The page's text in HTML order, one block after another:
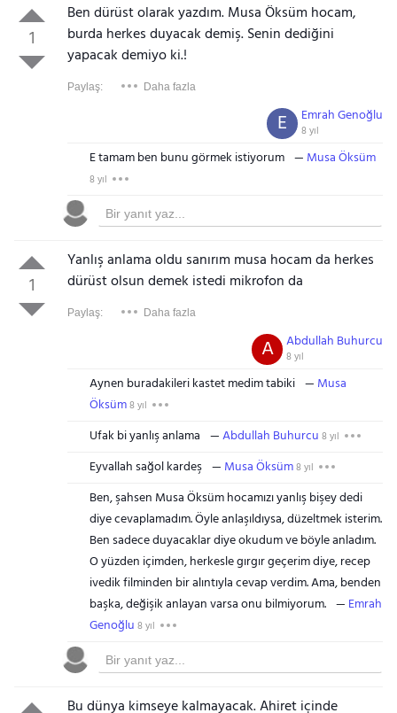
1
Ben dürüst olarak yazdım. Musa Öksüm hocam,
burda herkes duyacak demiş. Senin dediğini
yapacak demiyo ki.!
Paylaş: Daha fazla
Emrah Genoğlu
8 yıl
E
E tamam ben bunu görmek istiyorum Musa Öksüm
8 yıl
1
Yanlış anlama oldu sanırım musa hocam da herkes
dürüst olsun demek istedi mikrofon da
Paylaş: Daha fazla
Abdullah Buhurcu
8 yıl
A
Aynen buradakileri kastet medim tabiki
Musa
Öksüm8 yıl
Ufak bi yanlış anlama Abdullah Buhurcu 8 yıl
Eyvallah sağol kardeş Musa Öksüm8 yıl
Ben, şahsen Musa Öksüm hocamızı yanlış bişey dedi
diye cevaplamadım. Öyle anlaşıldıysa, düzeltmek isterim.
Ben sadece duyacaklar diye okudum ve böyle anladım.
O yüzden içimden, herkesle gırgır geçerim diye, recep
ivedik filminden bir alıntıyla cevap verdim. Ama, benden
başka, değişik anlayan varsa onu bilmiyorum.
Emrah
Genoğlu 8 yıl
Bu dünya kimseye kalmayacak. Ahiret içinde
Gezinti Menüsü